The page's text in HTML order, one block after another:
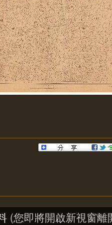
(您即將開啟新視窗離